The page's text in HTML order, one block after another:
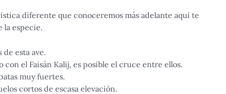
diferente que conoceremos más adelante aquí te
la especie.
de esta ave.
el Faisán Kalij, es posible el cruce entre ellos.
muy fuertes.
cortos de escasa elevación.